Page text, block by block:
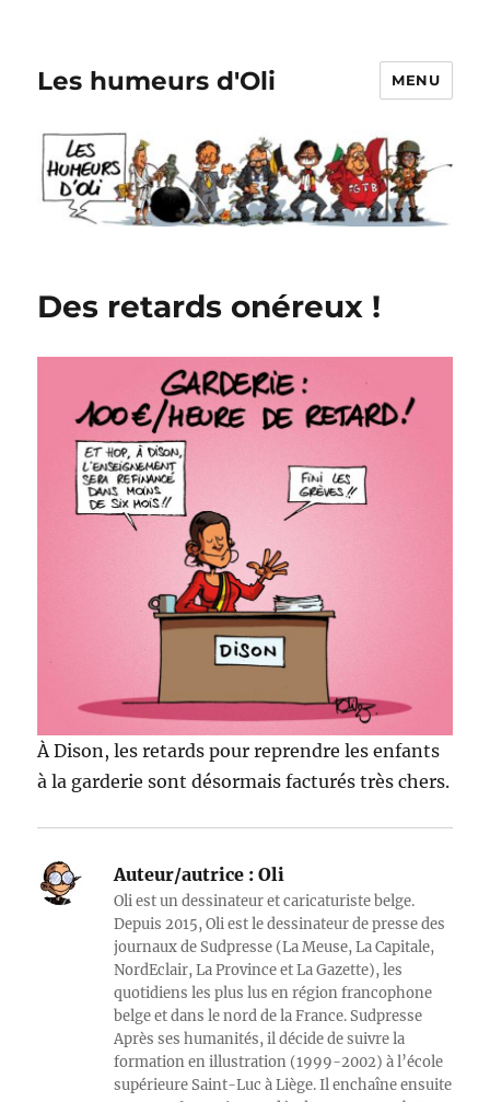
Les humeurs d'Oli MENU
Des retards onéreux !
À Dison, les retards pour reprendre les enfants
à la garderie sont désormais facturés très chers.
Auteur/autrice : Oli
Oli est un dessinateur et caricaturiste belge.
Depuis 2015, Oli est le dessinateur de presse des
journaux de Sudpresse (La Meuse, La Capitale,
NordEclair, La Province et La Gazette), les
quotidiens les plus lus en région francophone
belge et dans le nord de la France. Sudpresse
Après ses humanités, il décide de suivre la
formation en illustration (1999-2002) à l’école
supérieure Saint-Luc à Liège. Il enchaîne ensuite